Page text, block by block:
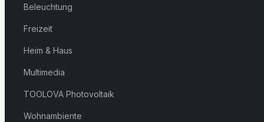
Beleuchtung
Freizeit
Heim & Haus
Multimedia
TOOLOVA Photovoltaik
Wohnambiente